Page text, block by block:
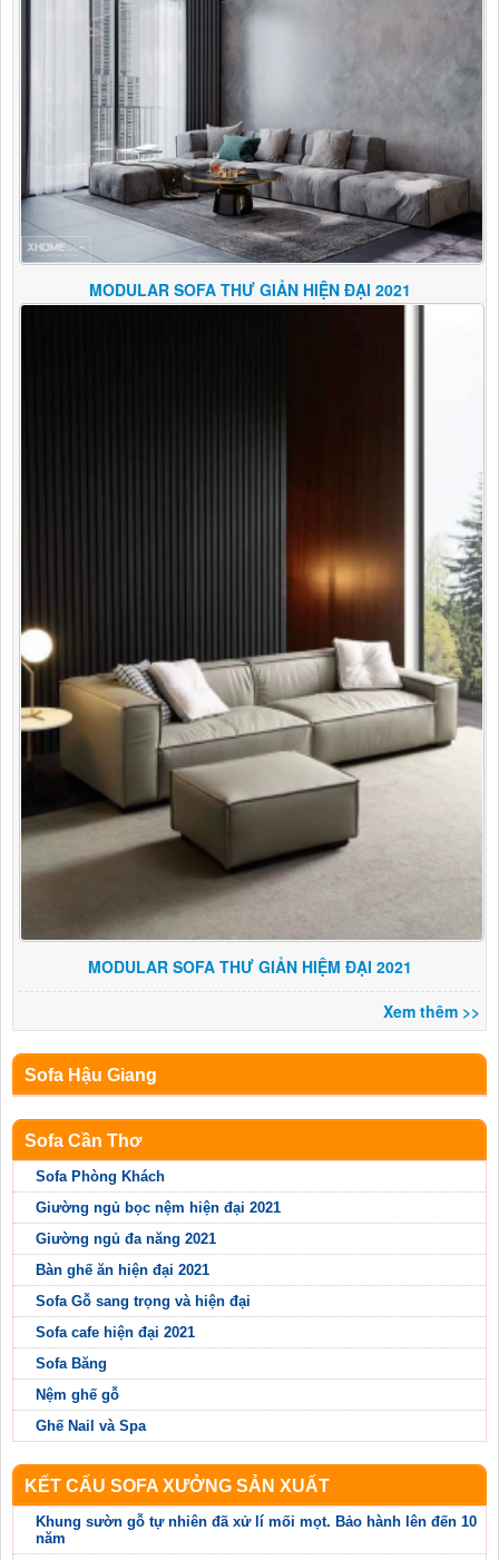
MODULAR SOFA THƯ GIẢN HIỆN ĐẠI 2021
MODULAR SOFA THƯ GIẢN HIỆM ĐẠI 2021
Xem thêm >>
Sofa Hậu Giang
Sofa Cần Thơ
Sofa Phòng Khách
Giường ngủ bọc nệm hiện đại 2021
Giường ngủ đa năng 2021
Bàn ghế ăn hiện đại 2021
Sofa Gỗ sang trọng và hiện đại
Sofa cafe hiện đại 2021
Sofa Băng
Nệm ghế gỗ
Ghế Nail và Spa
KẾT CẤU SOFA XƯỞNG SẢN XUẤT
Khung sườn gỗ tự nhiên đã xử lí mối mọt. Bảo hành lên đến 10
năm